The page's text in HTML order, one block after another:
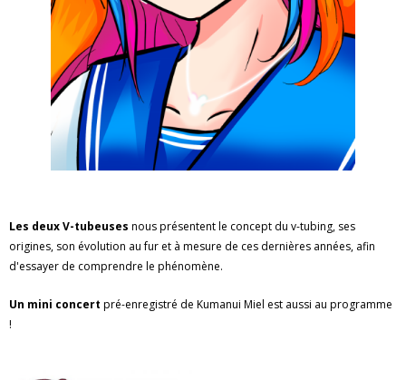
Les deux V-tubeuses nous présentent le concept du v-tubing, ses
origines, son évolution au fur et à mesure de ces dernières années, afin
d'essayer de comprendre le phénomène.
Un mini concert pré-enregistré de Kumanui Miel est aussi au programme
!